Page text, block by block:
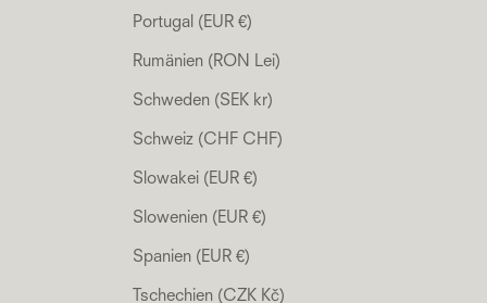
Portugal (EUR €)
Rumänien (RON Lei)
Schweden (SEK kr)
Schweiz (CHF CHF)
Slowakei (EUR €)
Slowenien (EUR €)
Spanien (EUR €)
Tschechien (CZK Kč)